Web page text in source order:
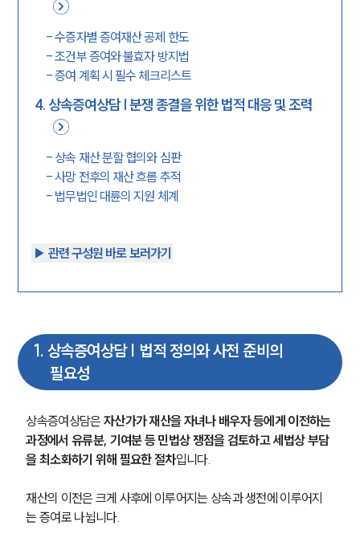
-수증자별 증여재산 공제 한도
-조건부 증여와 불효자 방지법
-증여 계획 시 필수 체크리스트
4. 상속증여상담 | 분쟁 종결을 위한 법적 대응 및 조력
- 상속 재산 분할 협의와 심판
-사망 전후의 재산 흐름 추적
- 법무법인 대륜의 지원 체계
▶︎ 관련 구성원 바로 보러가기
1. 상속증여상담 | 법적 정의와 사전 준비의
필요성
상속증여상담은 자산가가 재산을 자녀나 배우자 등에게 이전하는
과정에서 유류분, 기여분 등 민법상 쟁점을 검토하고 세법상 부담
을 최소화하기 위해 필요한 절차입니다.
재산의 이전은 크게 사후에 이루어지는 상속과 생전에 이루어지
는 증여로 나뉩니다.